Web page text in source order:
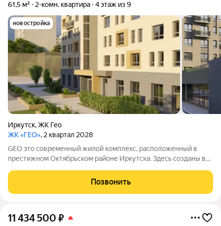
61,5 м² 2-комн. квартира 4 этаж из 9
новостройка
Иркутск,ЖК Гео
ЖК «ГЕО», 2 квартал 2028
GEO это современный жилой комплекс, расположенный в
престижном Октябрьском районе Иркутска. Здесь созданы все
инфраструктура, возможности для отдыха и общения.
Позвонить
11 434 500 ₽